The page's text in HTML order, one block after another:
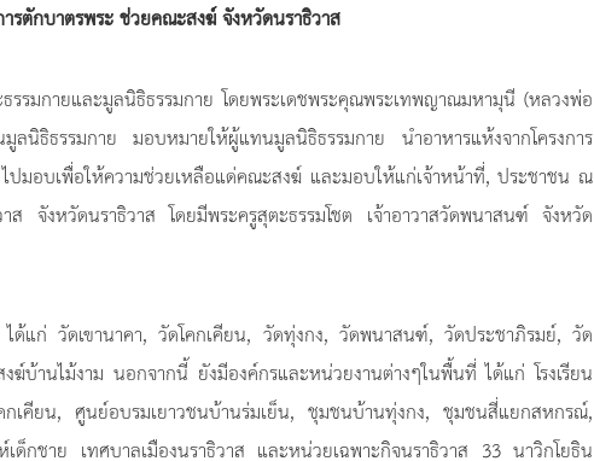
รตักบาตรพระ ช่วยคณะสงฆ์ จังหวัดนราธิวาส
รมกายและมูลนิธิธรรมกาย โดยพระเดชพระคุณพระเทพญาณมหามุนี (หลวงพ่อ
มูลนิธิธรรมกาย มอบหมายให้ผู้แทนมูลนิธิธรรมกาย นำอาหารแห้งจากโครงการ
มอบเพื่อให้ความช่วยเหลือแด่คณะสงฆ์ และมอบให้แก่เจ้าหน้าที่, ประชาชน ณ
ส จังหวัดนราธิวาส โดยมีพระครูสุตะธรรมโชต เจ้าอาวาสวัดพนาสนฑ์ จังหวัด
ได้แก่ วัดเขานาคา, วัดโคกเคียน, วัดทุ่งกง, วัดพนาสนฑ์, วัดประชาภิรมย์, วัด
บ้านไม้งาม นอกจากนี้ ยังมีองค์กรและหน่วยงานต่างๆในพื้นที่ ได้แก่ โรงเรียน
กเคียน, ศูนย์อบรมเยาวชนบ้านร่มเย็น, ชุมชนบ้านทุ่งกง, ชุมชนสี่แยกสหกรณ์,
เด็กชาย เทศบาลเมืองนราธิวาส และหน่วยเฉพาะกิจนราธิวาส 33 นาวิกโยธิน